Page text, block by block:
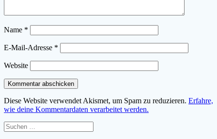
Name *
E-Mail-Adresse *
Website
Diese Website verwendet Akismet, um Spam zu reduzieren. Erfahre,
wie deine Kommentardaten verarbeitet werden.
Suchen
nach: